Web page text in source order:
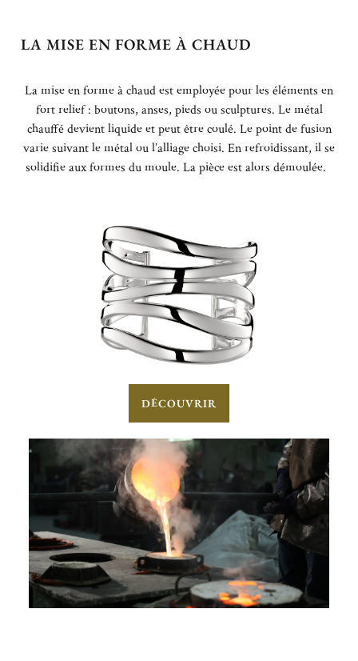
LA MISE EN FORME À CHAUD
La mise en forme à chaudest employée pour les éléments en
fort relief : boutons, anses, pieds ou sculptures. Le métal
chauffé devient liquide et peut être coulé. Le point de fusion
varie suivant le métal ou l’alliage choisi. En refroidissant, il se
solidifie aux formes du moule. La pièce est alors démoulée.
DÉCOUVRIR